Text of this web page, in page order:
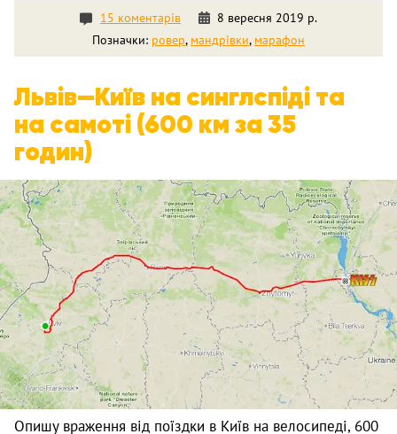
15 коментарів
8 вересня 2019 р.
Позначки: ровер, мандрівки, марафон
Львів—Київ на синглспіді та
на самоті (600 км за 35
годин)
Опишу враження від поїздки в Київ на велосипеді, 600